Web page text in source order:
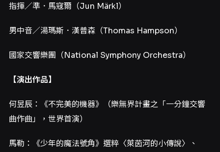
指揮／準．馬寇爾（Jun Märkl）
男中音／湯瑪斯．漢普森（Thomas Hampson）
國家交響樂團（National Symphony Orchestra）
【演出作品】
何昱辰：《不完美的機器》（樂無界計畫之「一分鐘交響
曲作曲」，世界首演）
馬勒：《少年的魔法號角》選粹〈萊茵河的小傳說〉、